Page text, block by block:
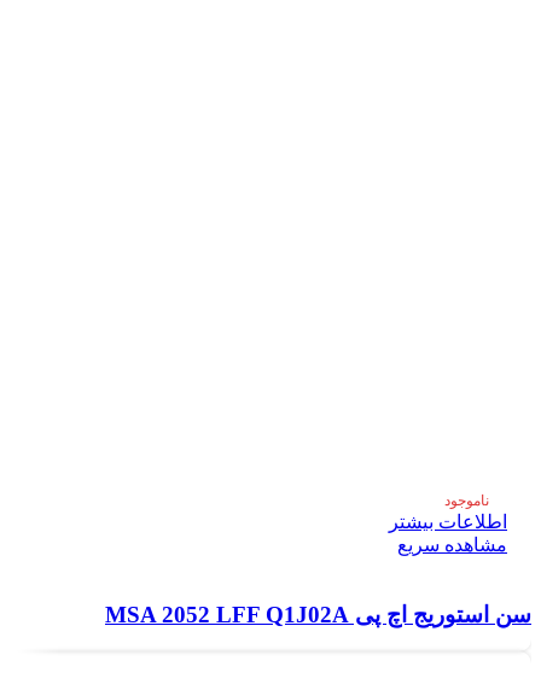
ناموجود
اطلاعات بیشتر
مشاهده سریع
سن استوریج اچ پی MSA 2052 LFF Q1J02A